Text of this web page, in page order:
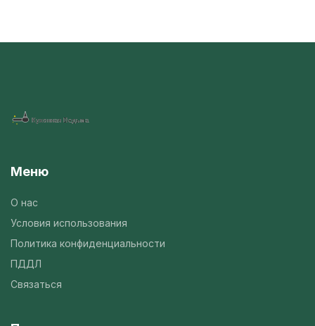
Меню
О нас
Условия использования
Политика конфиденциальности
ПДДЛ
Связаться